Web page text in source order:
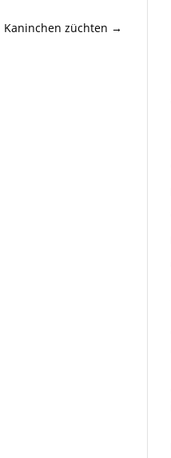
Kaninchen züchten →